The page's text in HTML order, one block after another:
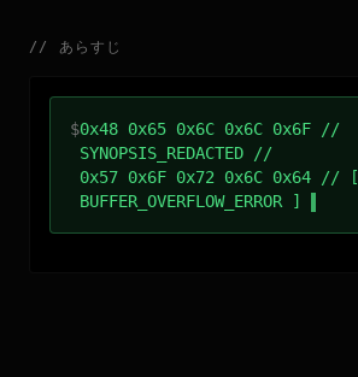
// あらすじ
$0x48 0x65 0x6C 0x6C 0x6F //
SYNOPSIS_REDACTED //
0x57 0x6F 0x72 0x6C 0x64 // [
BUFFER_OVERFLOW_ERROR ]